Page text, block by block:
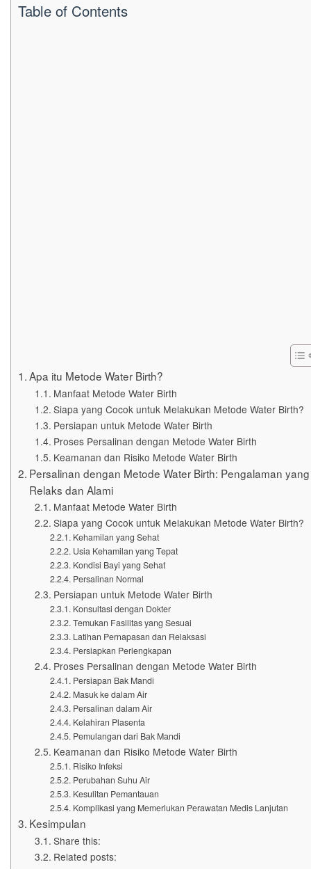
Table of Contents
Apa itu Metode Water Birth?
Manfaat Metode Water Birth
Siapa yang Cocok untuk Melakukan Metode Water Birth?
Persiapan untuk Metode Water Birth
Proses Persalinan dengan Metode Water Birth
Keamanan dan Risiko Metode Water Birth
Persalinan dengan Metode Water Birth: Pengalaman yang
Relaks dan Alami
Manfaat Metode Water Birth
Siapa yang Cocok untuk Melakukan Metode Water Birth?
Kehamilan yang Sehat
Usia Kehamilan yang Tepat
Kondisi Bayi yang Sehat
Persalinan Normal
Persiapan untuk Metode Water Birth
Konsultasi dengan Dokter
Temukan Fasilitas yang Sesuai
Latihan Pernapasan dan Relaksasi
Persiapkan Perlengkapan
Proses Persalinan dengan Metode Water Birth
Persiapan Bak Mandi
Masuk ke dalam Air
Persalinan dalam Air
Kelahiran Plasenta
Pemulangan dari Bak Mandi
Keamanan dan Risiko Metode Water Birth
Risiko Infeksi
Perubahan Suhu Air
Kesulitan Pemantauan
Komplikasi yang Memerlukan Perawatan Medis Lanjutan
Kesimpulan
Share this:
Related posts: